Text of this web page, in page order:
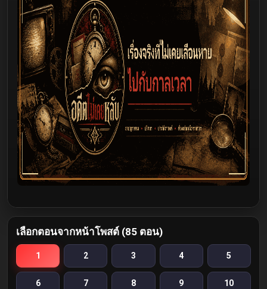
เลือกตอนจากหน้าโพสต์ (85 ตอน)
1 2 3 4 5
6 7 8 9 10